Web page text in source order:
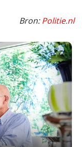
Bron:Politie.nl